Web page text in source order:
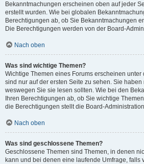
Bekanntmachungen erscheinen oben auf jeder
erstellt wurden. Wie bei globalen
Berechtigungen ab, ob Sie Bekanntmachungen
Die Berechtigungen werden von der Board-
Nach oben
Was sind wichtige Themen?
Wichtige Themen eines Forums erscheinen unter
sind nur auf der ersten Seite zu sehen. Sie
weswegen Sie sie lesen sollten. Wie bei den
Ihren Berechtigungen ab, ob Sie wichtige
die Berechtigungen stellt die Board-
Nach oben
Was sind geschlossene Themen?
Geschlossene Themen sind Themen, in denen
kann und bei denen eine laufende Umfrage, falls